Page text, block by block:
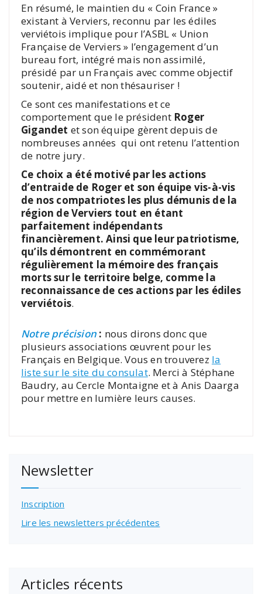
En résumé, le maintien du « Coin France »
existant à Verviers, reconnu par les édiles
verviétois implique pour l’ASBL « Union
Française de Verviers » l’engagement d’un
bureau fort, intégré mais non assimilé,
présidé par un Français avec comme objectif
soutenir, aidé et non thésauriser !
Ce sont ces manifestations et ce
comportement que le président Roger
Gigandet et son équipe gèrent depuis de
nombreuses années qui ont retenu l’attention
de notre jury.
Ce choix a été motivé par les actions
d’entraide de Roger et son équipe vis-à-vis
de nos compatriotes les plus démunis de la
région de Verviers tout en étant
parfaitement indépendants
financièrement. Ainsi que leur patriotisme,
qu’ils démontrent en commémorant
régulièrement la mémoire des français
morts sur le territoire belge, comme la
reconnaissance de ces actions par les édiles
verviétois.
Notre précision : nous dirons donc que
plusieurs associations œuvrent pour les
Français en Belgique. Vous en trouverez la
liste sur le site du consulat. Merci à Stéphane
Baudry, au Cercle Montaigne et à Anis Daarga
pour mettre en lumière leurs causes.
Newsletter
Inscription
Lire les newsletters précédentes
Articles récents